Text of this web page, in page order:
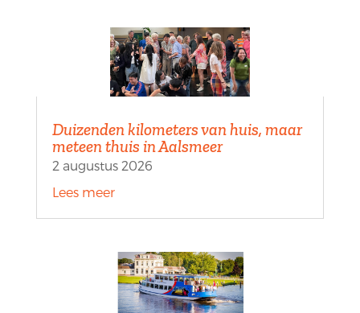
Duizenden kilometers van huis, maar
meteen thuis in Aalsmeer
2 augustus 2026
Lees meer